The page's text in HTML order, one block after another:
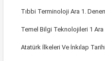
Tıbbi Terminoloji Ara 1.
Temel Bilgi Teknolojileri 1 Ara
Atatürk İlkeleri Ve İnkılap